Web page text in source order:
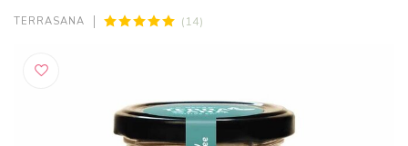
TERRASANA (14)